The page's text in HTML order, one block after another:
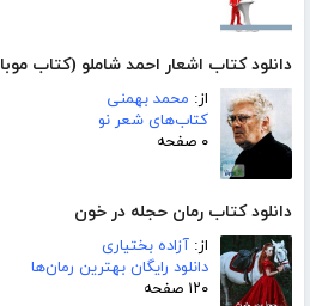
دانلود کتاب اشعار احمد شاملو (کتاب
از: محمد بهمنی
کتاب‌های شعر نو
۰ صفحه
دانلود کتاب رمان حجله در خون
از: آزاده بختیاری
دانلود رایگان بهترین رمان‌ها
۱۲۰ صفحه